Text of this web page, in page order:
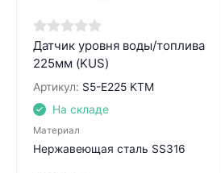
Датчик уровня воды/топлива
225мм (KUS)
Артикул: S5-E225 KTM
На складе
Материал
Нержавеющая сталь SS316